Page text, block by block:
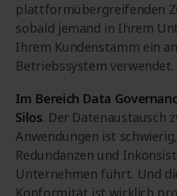
plattformübergreifenden
sobald jemand in Ihrem
Ihrem Kundenstamm ein
Betriebssystem verwendet.
Im Bereich Data
Silos. Der Datenaustausch
Anwendungen ist
Redundanzen und
Unternehmen führt. Und
Konformität ist wirklich